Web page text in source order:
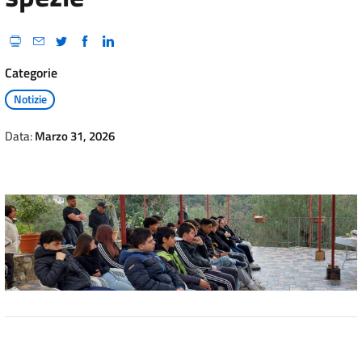
Categorie
Notizie
Data:Marzo 31, 2026